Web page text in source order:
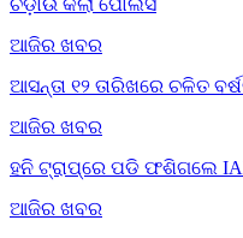
ଆଜିର ଖବର
ଆସନ୍ତା ୧୨ ତାରିଖରେ ଚଳିତ
ଆଜିର ଖବର
ହନି ଟ୍ରାପ୍‌ରେ ପଡି ଫଶିଗଲେ
ଆଜିର ଖବର